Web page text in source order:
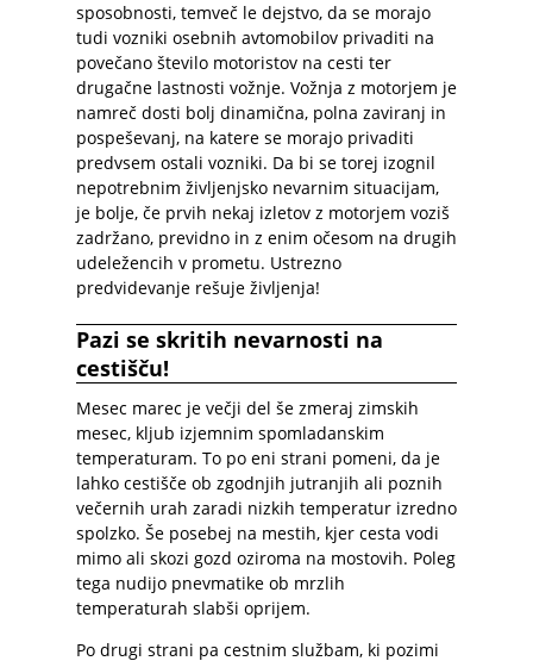
sposobnosti, temveč le dejstvo, da se morajo
tudi vozniki osebnih avtomobilov privaditi na
povečano število motoristov na cesti ter
drugačne lastnosti vožnje. Vožnja z motorjem je
namreč dosti bolj dinamična, polna zaviranj in
pospeševanj, na katere se morajo privaditi
predvsem ostali vozniki. Da bi se torej izognil
nepotrebnim življenjsko nevarnim situacijam,
je bolje, če prvih nekaj izletov z motorjem voziš
zadržano, previdno in z enim očesom na drugih
udeležencih v prometu. Ustrezno
predvidevanje rešuje življenja!
Pazi se skritih nevarnosti na
cestišču!
Mesec marec je večji del še zmeraj zimskih
mesec, kljub izjemnim spomladanskim
temperaturam. To po eni strani pomeni, da je
lahko cestišče ob zgodnjih jutranjih ali poznih
večernih urah zaradi nizkih temperatur izredno
spolzko. Še posebej na mestih, kjer cesta vodi
mimo ali skozi gozd oziroma na mostovih. Poleg
tega nudijo pnevmatike ob mrzlih
temperaturah slabši oprijem.
Po drugi strani pa cestnim službam, ki pozimi